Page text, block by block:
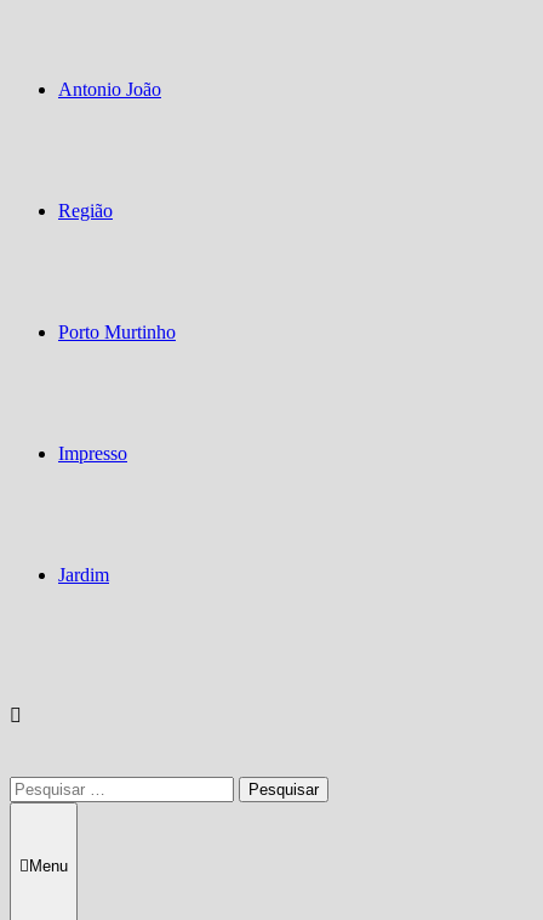
Antonio João
Região
Porto Murtinho
Impresso
Jardim
Pesquisar
por:
Menu